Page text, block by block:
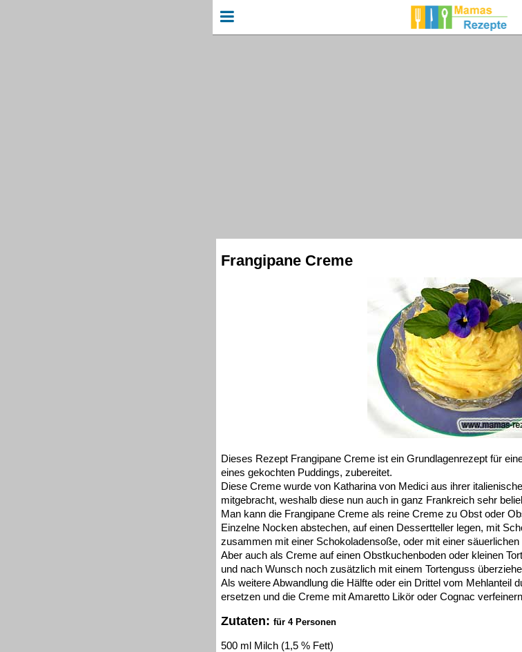
Frangipane Creme
Dieses Rezept Frangipane Creme ist ein Grundlagenrezept für
eines gekochten Puddings, zubereitet.
Diese Creme wurde von Katharina von Medici aus ihrer
mitgebracht, weshalb diese nun auch in ganz Frankreich sehr
Man kann die Frangipane Creme als reine Creme zu Obst oder
Einzelne Nocken abstechen, auf einen Dessertteller legen, mit
zusammen mit einer Schokoladensoße, oder mit einer säuerlichen
Aber auch als Creme auf einen Obstkuchenboden oder kleinen
und nach Wunsch noch zusätzlich mit einem Tortenguss
Als weitere Abwandlung die Hälfte oder ein Drittel vom Mehlanteil
ersetzen und die Creme mit Amaretto Likör oder Cognac
Zutaten: für 4 Personen
500 ml Milch (1,5 % Fett)